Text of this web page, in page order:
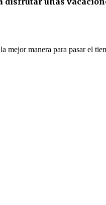
mejor manera para pasar el